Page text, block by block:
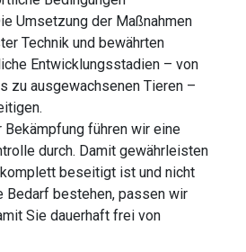
Umsetzung der Maßnahmen
Technik und bewährten
Entwicklungsstadien – von
zu ausgewachsenen Tieren –
führen wir eine
durch. Damit gewährleisten
beseitigt ist und nicht
Bedarf bestehen, passen wir
Sie dauerhaft frei von